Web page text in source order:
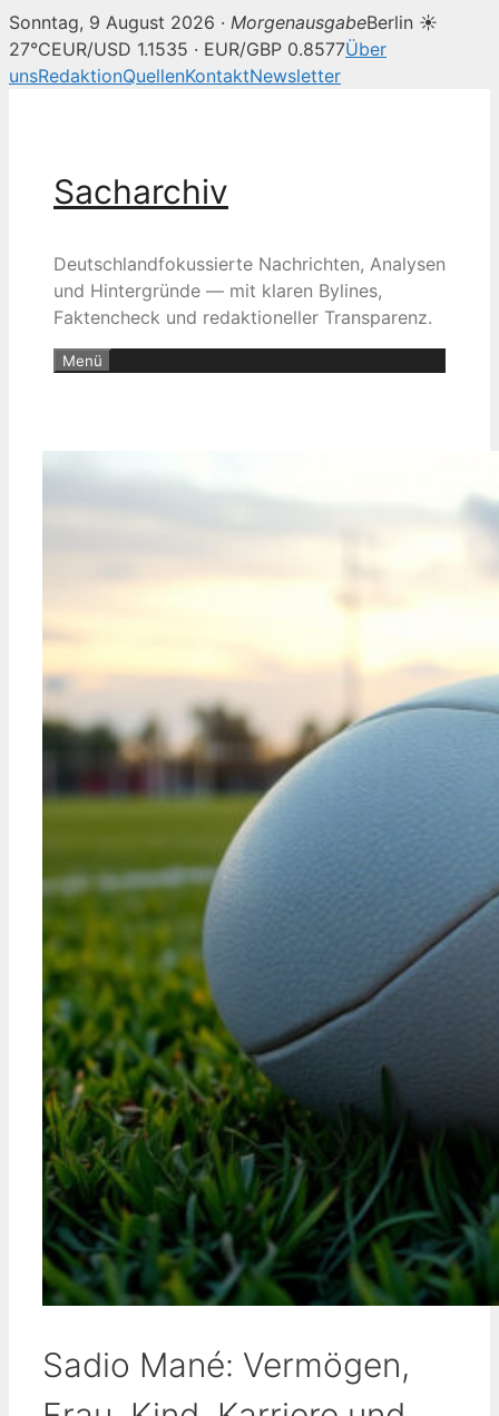
Sonntag, 9 August 2026 · MorgenausgabeBerlin ☀
27°CEUR/USD 1.1535 · EUR/GBP 0.8577Über
unsRedaktionQuellenKontaktNewsletter
Sacharchiv
Deutschlandfokussierte Nachrichten, Analysen
und Hintergründe — mit klaren Bylines,
Faktencheck und redaktioneller Transparenz.
Menü
Sadio Mané: Vermögen,